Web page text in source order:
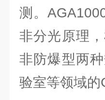
测。
非分光原理
非防爆型两
验室等领域